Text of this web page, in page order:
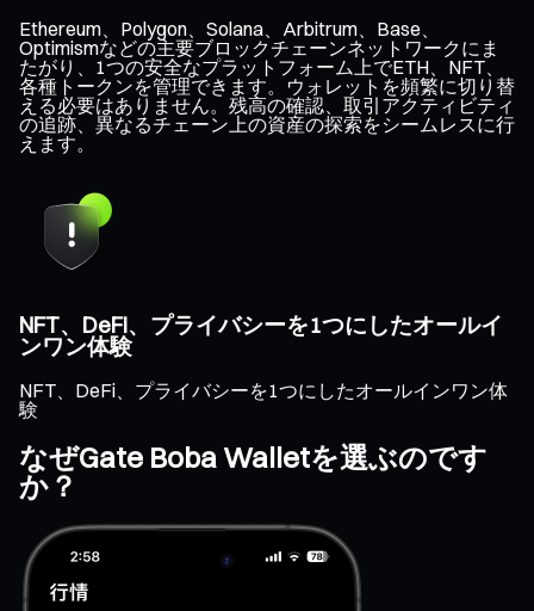
Ethereum、Polygon、Solana、Arbitrum、Base、
Optimismなどの主要ブロックチェーンネットワークにま
たがり、1つの安全なプラットフォーム上でETH、NFT、
各種トークンを管理できます。ウォレットを頻繁に切り替
える必要はありません。残高の確認、取引アクティビティ
の追跡、異なるチェーン上の資産の探索をシームレスに行
えます。
NFT、DeFi、プライバシーを1つにしたオールイ
ンワン体験
NFT、DeFi、プライバシーを1つにしたオールインワン体
験
なぜGate Boba Walletを選ぶのです
か？